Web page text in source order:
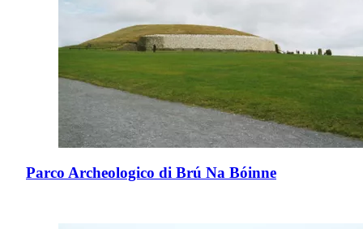
Parco Archeologico di Brú Na Bóinne